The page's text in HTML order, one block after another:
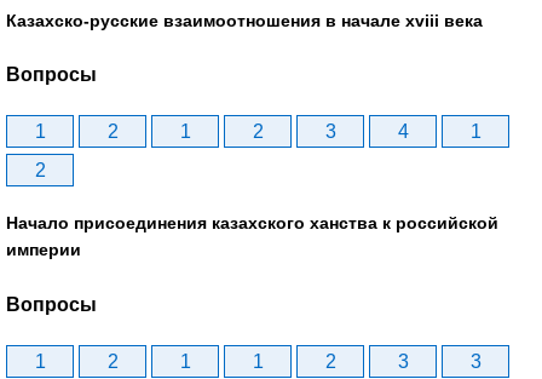
Казахско-русские взаимоотношения в начале xviii века
Вопросы
1 2 1 2 3 4
1
2
Начало присоединения казахского ханства к российской
империи
Вопросы
1 2 1 1 2 3
3